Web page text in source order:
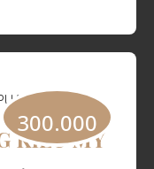
300.000
KIỂU MỸ